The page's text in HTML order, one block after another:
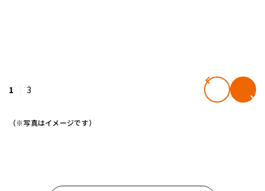
1 3
（※写真はイメージです）